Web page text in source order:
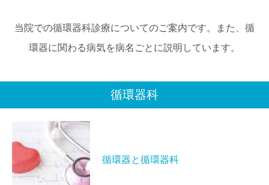
当院での循環器科診療についてのご案内です。また、循
環器に関わる病気を病名ごとに説明しています。
循環器科
循環器と循環器科